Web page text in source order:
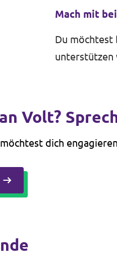
Mach mit
Du möchtest
unterstützen
Volt?
dich